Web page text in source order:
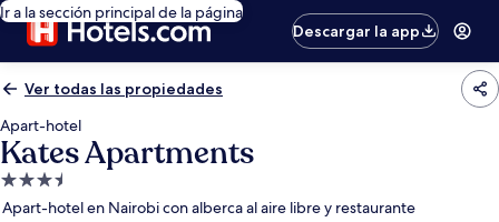
Ir a la sección principal de la página
Descargar la app
Ver todas las propiedades
Apart-hotel
Kates Apartments
Propiedad
de
Apart-hotel en Nairobi con alberca al aire libre y restaurante